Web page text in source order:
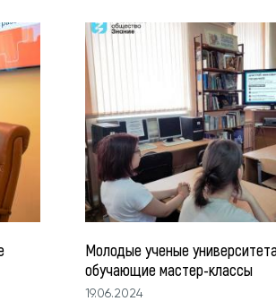
Молодые ученые
обучающие мастер-классы
19.06.2024